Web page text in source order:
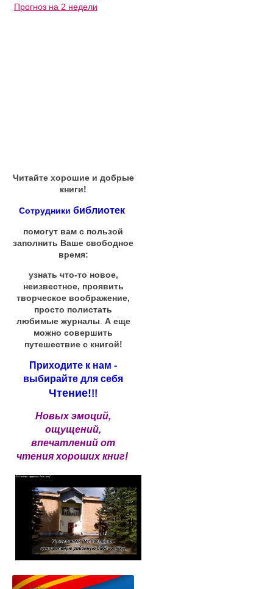
Прогноз на 2 недели
Читайте хорошие и добрые
книги!
Сотрудники библиотек
помогут вам с пользой
заполнить Ваше свободное
время:
узнать что-то новое,
неизвестное, проявить
творческое воображение,
просто полистать
любимые журналы А еще
можно совершить
путешествие с книгой!
Приходите к нам -
выбирайте для себя
Чтение!!!
Новых эмоций,
ощущений,
впечатлений от
чтения хороших книг!